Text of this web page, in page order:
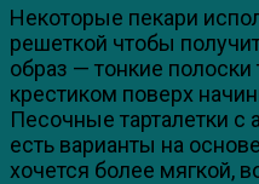
Некоторые пекари
решеткой чтобы
образ — тонкие
крестиком поверх
Песочные тарталетки с
есть варианты на
хочется более мягкой,